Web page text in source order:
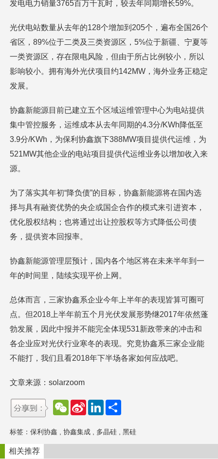
发电电力销量3765百万千瓦时，较去年同期增长59%。
光伏电站数量从去年的128个增加到205个，遍布全国26个
省区，89%位于二类及三类资源区，5%位于新疆、宁夏等
一类资源区，存在限电风险，但由于所占比例较小，所以
影响较小。拥有海外光伏项目约142MW，海外业务正稳定
发展。
协鑫新能源目前已建立五个区域运维管理中心为电站提供
集中管控服务，运维成本从去年同期的4.3分/KWh降低至
3.9分/KWh，为保利协鑫旗下388MW项目提供代运维，为
521MW其他企业的电站项目提供代运维业务以增加收入来
源。
为了落实其年初“降负债”的目标，协鑫新能源将在国内选
择与具有融资优势的央企或国企合作的模式来引进资本，
优化股权结构；也将通过出让控股权等方式降低公司债
务，提供资本回报率。
协鑫新能源管理层预计，国内各个地区将在未来半年到一
年的时间里，陆续实现平价上网。
总体而言，三家协鑫系企业今年上半年的表现皆算可圈可
点。但2018上半年前五个月光伏发展形势继2017年依然蓬
勃发展，因此中报并不能完全体现531新政带来的冲击和
各企业应对光伏行业寒冬的表现。究竟协鑫系三家企业能
不能打，我们且看2018年下半场各家如何应战吧。
文章来源：solarzoom
W
e
a
t
S
a
W
e
L
e
d
标签： 保利协鑫 协鑫集成 多晶硅 黑硅
相关推荐